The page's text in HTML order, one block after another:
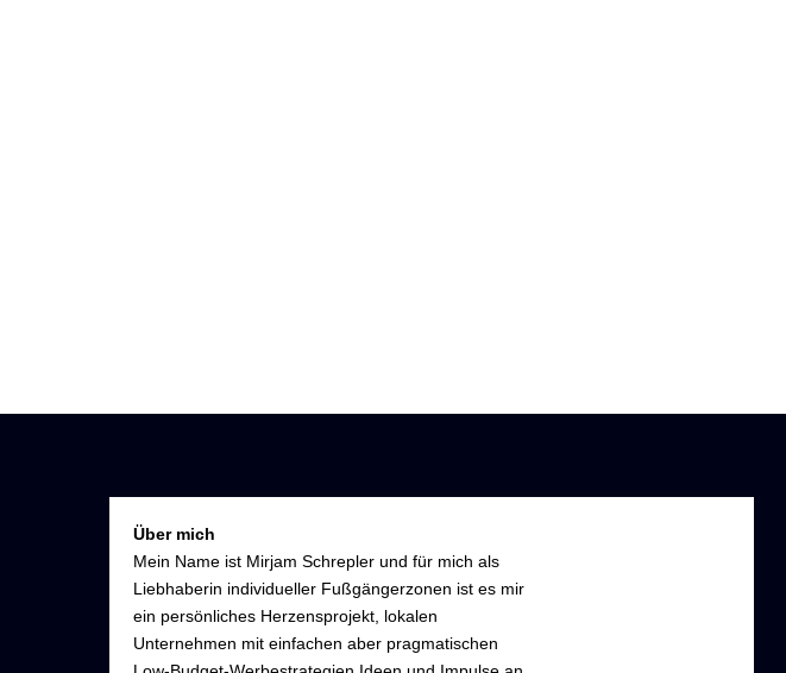
Über mich
Mein Name ist Mirjam Schrepler und für mich als
Liebhaberin individueller Fußgängerzonen ist es mir
ein persönliches Herzensprojekt, lokalen
Unternehmen mit einfachen aber pragmatischen